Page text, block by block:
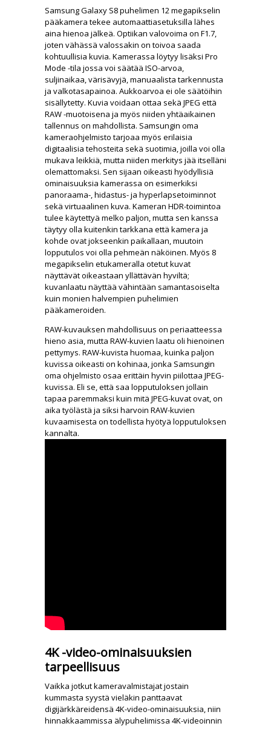
Samsung Galaxy S8 puhelimen 12 megapikselin
pääkamera tekee automaattiasetuksilla lähes
aina hienoa jälkeä. Optiikan valovoima on F1.7,
joten vähässä valossakin on toivoa saada
kohtuullisia kuvia. Kamerassa löytyy lisäksi Pro
Mode -tila jossa voi säätää ISO-arvoa,
suljinaikaa, värisävyjä, manuaalista tarkennusta
ja valkotasapainoa. Aukkoarvoa ei ole säätöihin
sisällytetty. Kuvia voidaan ottaa sekä JPEG että
RAW -muotoisena ja myös niiden yhtäaikainen
tallennus on mahdollista. Samsungin oma
kameraohjelmisto tarjoaa myös erilaisia
digitaalisia tehosteita sekä suotimia, joilla voi olla
mukava leikkiä, mutta niiden merkitys jää itselläni
olemattomaksi. Sen sijaan oikeasti hyödyllisiä
ominaisuuksia kamerassa on esimerkiksi
panoraama-, hidastus- ja hyperlapsetoiminnot
sekä virtuaalinen kuva. Kameran HDR-toimintoa
tulee käytettyä melko paljon, mutta sen kanssa
täytyy olla kuitenkin tarkkana että kamera ja
kohde ovat jokseenkin paikallaan, muutoin
lopputulos voi olla pehmeän näköinen. Myös 8
megapikselin etukameralla otetut kuvat
näyttävät oikeastaan yllättävän hyviltä;
kuvanlaatu näyttää vähintään samantasoiselta
kuin monien halvempien puhelimien
pääkameroiden.
RAW-kuvauksen mahdollisuus on periaatteessa
hieno asia, mutta RAW-kuvien laatu oli hienoinen
pettymys. RAW-kuvista huomaa, kuinka paljon
kuvissa oikeasti on kohinaa, jonka Samsungin
oma ohjelmisto osaa erittäin hyvin piilottaa JPEG-
kuvissa. Eli se, että saa lopputuloksen jollain
tapaa paremmaksi kuin mitä JPEG-kuvat ovat, on
aika työlästä ja siksi harvoin RAW-kuvien
kuvaamisesta on todellista hyötyä lopputuloksen
kannalta.
4K -video-ominaisuuksien
tarpeellisuus
Vaikka jotkut kameravalmistajat jostain
kummasta syystä vieläkin panttaavat
digijärkkäreidensä 4K-video-ominaisuuksia, niin
hinnakkaammissa älypuhelimissa 4K-videoinnin